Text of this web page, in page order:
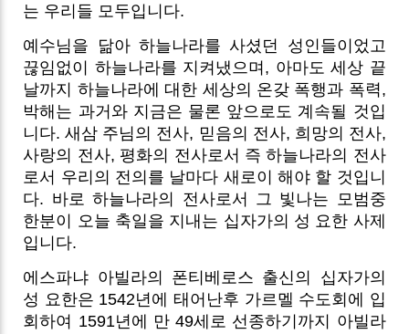
는 우리들 모두입니다.
예수님을 닮아 하늘나라를 사셨던 성인들이었고
끊임없이 하늘나라를 지켜냈으며, 아마도 세상 끝
날까지 하늘나라에 대한 세상의 온갖 폭행과 폭력,
박해는 과거와 지금은 물론 앞으로도 계속될 것입
니다. 새삼 주님의 전사, 믿음의 전사, 희망의 전사,
사랑의 전사, 평화의 전사로서 즉 하늘나라의 전사
로서 우리의 전의를 날마다 새로이 해야 할 것입니
다. 바로 하늘나라의 전사로서 그 빛나는 모범중
한분이 오늘 축일을 지내는 십자가의 성 요한 사제
입니다.
에스파냐 아빌라의 폰티베로스 출신의 십자가의
성 요한은 1542년에 태어난후 가르멜 수도회에 입
회하여 1591년에 만 49세로 선종하기까지 아빌라